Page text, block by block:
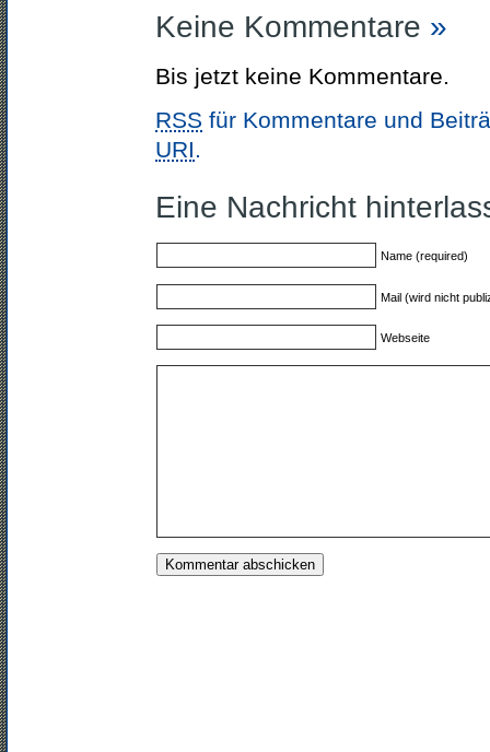
Keine Kommentare »
Bis jetzt keine Kommentare.
RSS für Kommentare und
URI.
Eine Nachricht
Name (required)
Mail (wird nicht
Webseite